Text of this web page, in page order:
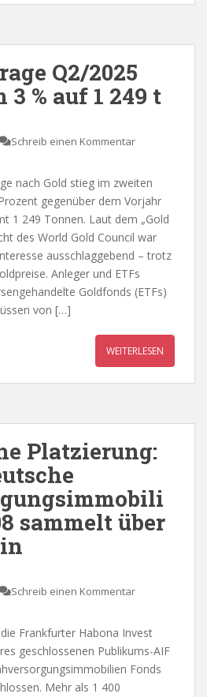
Q2/2025
% auf 1 249 t
Schreib einen Kommentar
nach Gold stieg im zweiten
gegenüber dem Vorjahr
1 249 Tonnen. Laut dem „Gold
des World Gold Council war
ausschlaggebend – trotz
Anleger und ETFs
Goldfonds (ETFs)
von […]
WEITERLESEN
Platzierung:
sammelt über
Schreib einen Kommentar
Frankfurter Habona Invest
geschlossenen Publikums-AIF
Fonds
Mehr als 1 400